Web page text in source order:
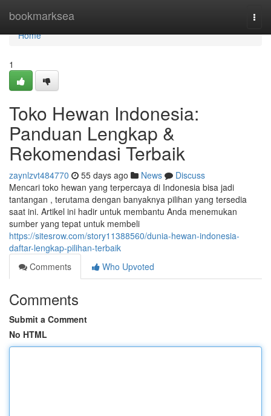
bookmarksea
Home
Home
1
Toko Hewan Indonesia:
Panduan Lengkap &
Rekomendasi Terbaik
zaynlzvt484770 55 days ago News
Discuss
Mencari toko hewan yang terpercaya di Indonesia bisa jadi
tantangan , terutama dengan banyaknya pilihan yang tersedia
saat ini. Artikel ini hadir untuk membantu Anda menemukan
sumber yang tepat untuk membeli
https://sitesrow.com/story11388560/dunia-hewan-indonesia-
daftar-lengkap-pilihan-terbaik
Comments
Who Upvoted
Comments
Submit a Comment
No HTML